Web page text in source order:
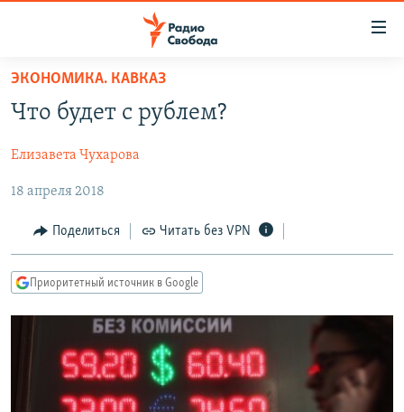
упрощенного
доступа
содержанию
Вернутся
главной
навигации
Вернутся
поиску
ПРОГРАММЫ
ПОДКАСТЫ
АВТОРСКИЕ ПРОЕКТЫ
ЦИТАТЫ СВОБОДЫ
МНЕНИЯ
КУЛЬТУРА
IDEL.РЕАЛИИ
КАВКАЗ.РЕАЛИИ
СЕВЕР.РЕАЛИИ
СИБИРЬ.РЕАЛИИ
ЭКОНОМИКА. КАВКАЗ
Что будет с рублем?
Елизавета Чухарова
18 апреля 2018
Поделиться Читать без VPN
Приоритетный источник в Google